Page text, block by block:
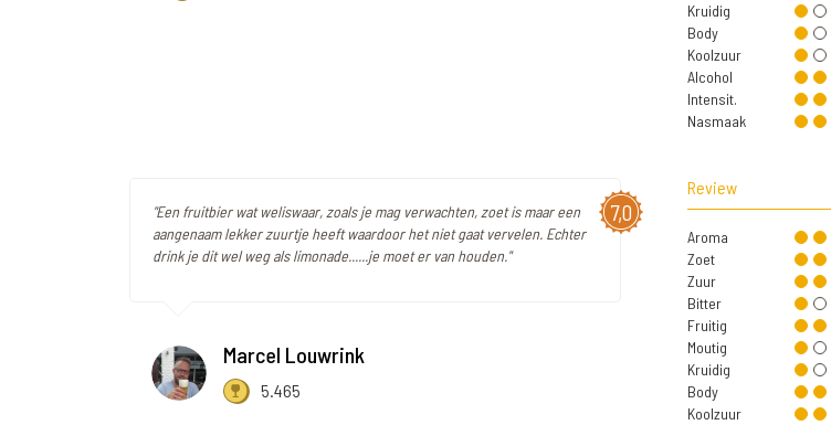
Kruidig
Body
Koolzuur
Alcohol
Intensit.
Nasmaak
7,0
"Een fruitbier wat weliswaar, zoals je mag verwachten, zoet is maar een
aangenaam lekker zuurtje heeft waardoor het niet gaat vervelen. Echter
drink je dit wel weg als limonade......je moet er van houden."
Marcel Louwrink
5.465
Review
Aroma
Zoet
Zuur
Bitter
Fruitig
Moutig
Kruidig
Body
Koolzuur